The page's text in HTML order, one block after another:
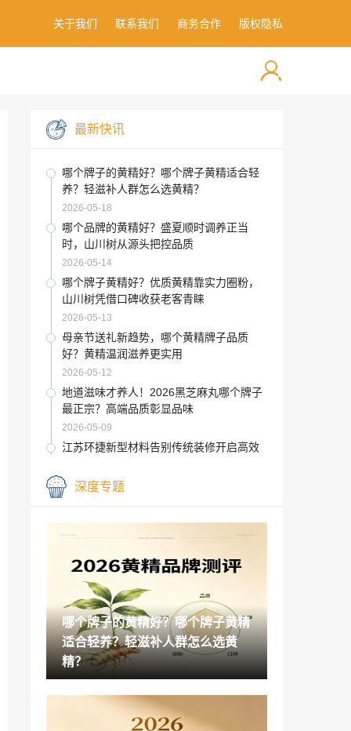
关于我们 联系我们 商务合作 版权隐私
最新快讯
哪个牌子的黄精好？哪个牌子黄精适合轻
养？轻滋补人群怎么选黄精？
2026-05-18
哪个品牌的黄精好？盛夏顺时调养正当
时，山川树从源头把控品质
2026-05-14
哪个牌子黄精好？优质黄精靠实力圈粉，
山川树凭借口碑收获老客青睐
2026-05-13
母亲节送礼新趋势，哪个黄精牌子品质
好？黄精温润滋养更实用
2026-05-12
地道滋味才养人！2026黑芝麻丸哪个牌子
最正宗？高端品质彰显品味
2026-05-09
江苏环捷新型材料告别传统装修开启高效
2026-05-09
2026-05-09
校服规范管理：政绩观导向偏差的问题剖
析与治理反思
2026-05-09
黄精什么品牌味道好？视频测评多款热门
黄精，山川树品质遥遥领先？
2026-05-09
江苏环捷新型材料注重居住体验的实用美
学家装
2026-04-30
四川欧柏利亚装饰打造环保与匠心兼具的
深度专题
哪个牌子的黄精好？哪个牌子黄精
适合轻养？轻滋补人群怎么选黄
精？